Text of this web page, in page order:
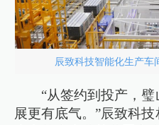
辰致科技智能化生产车
“从签约到投产，
展更有底气。”辰致科